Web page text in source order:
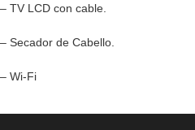
– TV LCD con cable.
– Secador de Cabello.
– Wi-Fi